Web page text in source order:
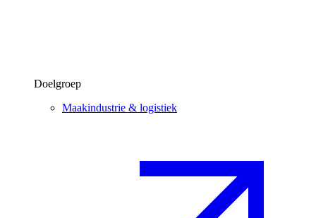
Doelgroep
Maakindustrie & logistiek